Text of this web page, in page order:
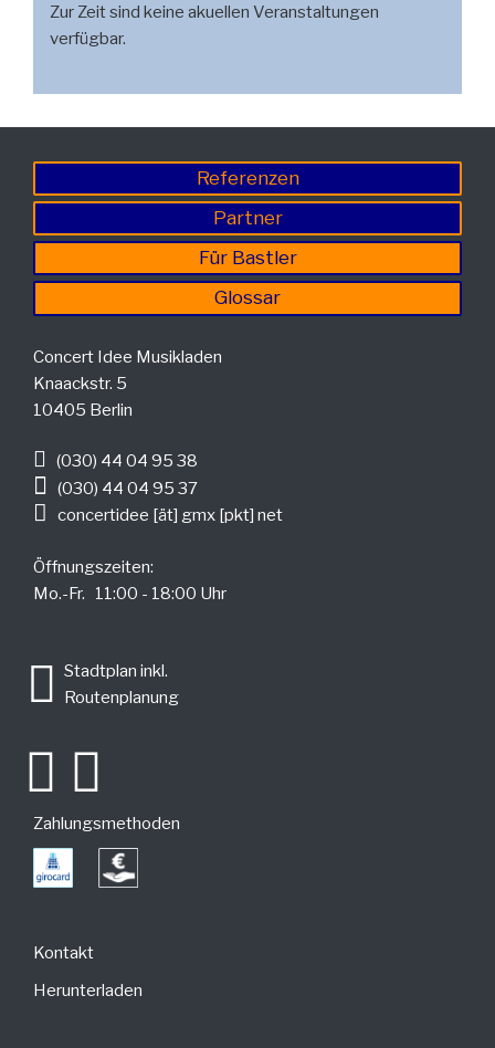
Zur Zeit sind keine akuellen Veranstaltungen
verfügbar.
Referenzen
Partner
Für Bastler
Glossar
Concert Idee Musikladen
Knaackstr. 5
10405 Berlin
(030) 44 04 95 38
(030) 44 04 95 37
concertidee [ät] gmx [pkt] net
Öffnungszeiten:
Mo.-Fr. 11:00 - 18:00 Uhr
Stadtplan inkl.
Routenplanung
Zahlungsmethoden
Kontakt
Herunterladen